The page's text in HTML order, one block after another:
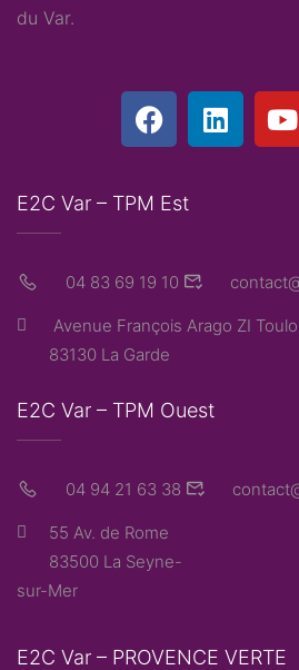
du Var.
E2C Var – TPM Est
04 83 69 19 10
Avenue François Arago ZI
83130 La Garde
E2C Var – TPM Ouest
04 94 21 63 38
55 Av. de Rome
83500 La Seyne-
sur-Mer
E2C Var – PROVENCE VERTE